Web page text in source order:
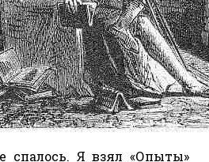
Я взял «Опыты»